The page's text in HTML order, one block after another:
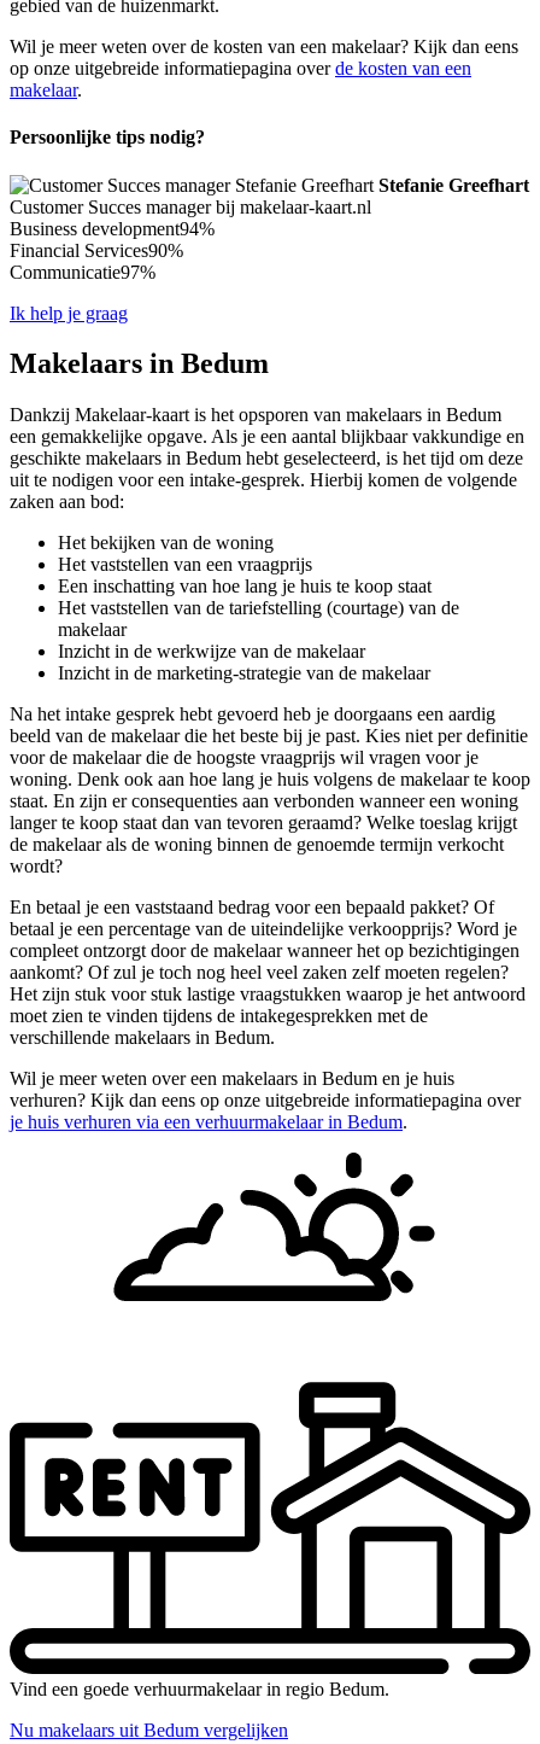
gebied van de huizenmarkt.
Wil je meer weten over de kosten van een makelaar? Kijk dan eens
op onze uitgebreide informatiepagina overde kosten van een
makelaar.
Persoonlijke tips nodig?
Stefanie Greefhart
Customer Succes manager bij makelaar-kaart.nl
Business development94%
Financial Services90%
Communicatie97%
Ik help je graag
Makelaars in Bedum
Dankzij Makelaar-kaart is het opsporen van makelaars in Bedum
een gemakkelijke opgave. Als je een aantal blijkbaar vakkundige en
geschikte makelaars in Bedum hebt geselecteerd, is het tijd om deze
uit te nodigen voor een intake-gesprek. Hierbij komen de volgende
zaken aan bod:
Het bekijken van de woning
Het vaststellen van een vraagprijs
Een inschatting van hoe lang je huis te koop staat
Het vaststellen van de tariefstelling (courtage) van de
makelaar
Inzicht in de werkwijze van de makelaar
Inzicht in de marketing-strategie van de makelaar
Na het intake gesprek hebt gevoerd heb je doorgaans een aardig
beeld van de makelaar die het beste bij je past. Kies niet per definitie
voor de makelaar die de hoogste vraagprijs wil vragen voor je
woning. Denk ook aan hoe lang je huis volgens de makelaar te koop
staat. En zijn er consequenties aan verbonden wanneer een woning
langer te koop staat dan van tevoren geraamd? Welke toeslag krijgt
de makelaar als de woning binnen de genoemde termijn verkocht
wordt?
En betaal je een vaststaand bedrag voor een bepaald pakket? Of
betaal je een percentage van de uiteindelijke verkoopprijs? Word je
compleet ontzorgt door de makelaar wanneer het op bezichtigingen
aankomt? Of zul je toch nog heel veel zaken zelf moeten regelen?
Het zijn stuk voor stuk lastige vraagstukken waarop je het antwoord
moet zien te vinden tijdens de intakegesprekken met de
verschillende makelaars in Bedum.
Wil je meer weten over een makelaars in Bedum en je huis
verhuren? Kijk dan eens op onze uitgebreide informatiepagina over
je huis verhuren via een verhuurmakelaar in Bedum.
Vind een goede verhuurmakelaar in regio Bedum.
Nu makelaars uit Bedum vergelijken